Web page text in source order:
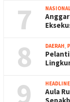
7
8 DAERAH,
9 HEADLINE
Aula